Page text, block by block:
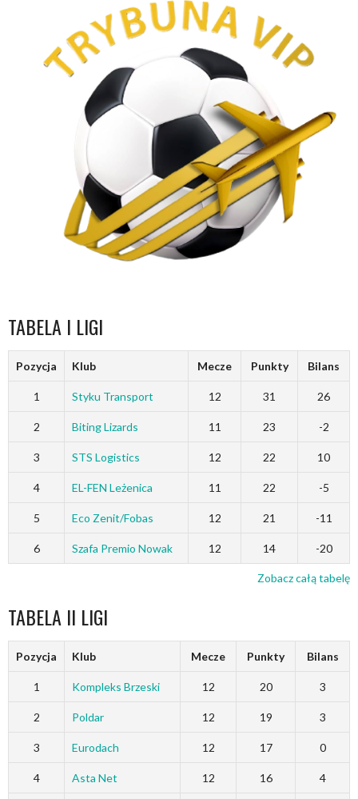
TABELA I LIGI
Pozycja Klub Mecze Punkty Bilans
1 Styku Transport 12 31 26
2 Biting Lizards 11 23 -2
3 STS Logistics 12 22 10
4 EL-FEN Leżenica 11 22 -5
5 Eco Zenit/Fobas 12 21 -11
6 Szafa Premio Nowak 12 14 -20
Zobacz całą tabelę
TABELA II LIGI
Pozycja Klub Mecze Punkty Bilans
1 Kompleks Brzeski 12 20 3
2 Poldar 12 19 3
3 Eurodach 12 17 0
4 Asta Net 12 16 4